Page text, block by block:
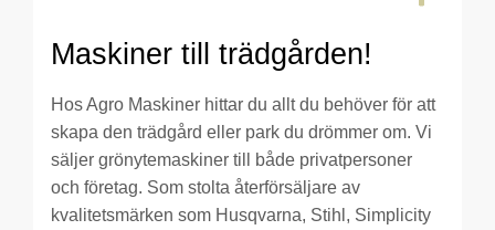
Maskiner till trädgården!
Hos Agro Maskiner hittar du allt du behöver för att
skapa den trädgård eller park du drömmer om. Vi
säljer grönytemaskiner till både privatpersoner
och företag. Som stolta återförsäljare av
kvalitetsmärken som Husqvarna, Stihl, Simplicity